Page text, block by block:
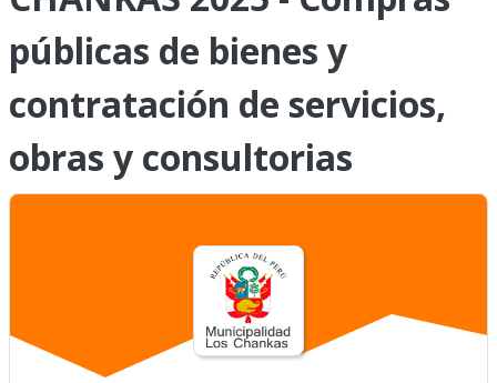
públicas de bienes y
contratación de servicios,
obras y consultorias